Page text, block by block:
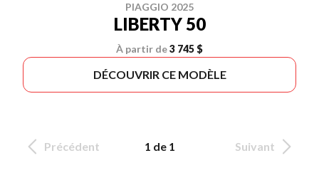
PIAGGIO 2025
LIBERTY 50
À partir de3 745 $
DÉCOUVRIR CE MODÈLE
Précédent 1 de 1 Suivant